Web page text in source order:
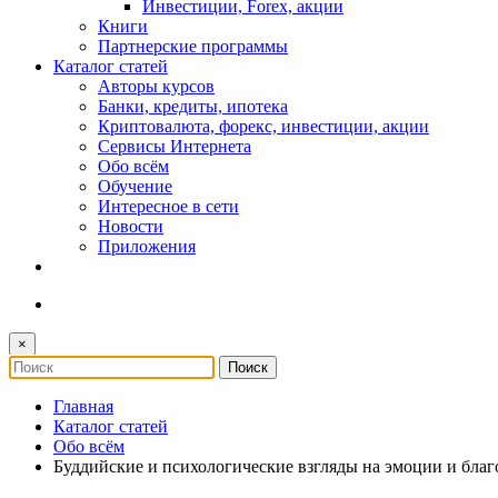
Инвестиции, Forex, акции
Книги
Партнерские программы
Каталог статей
Авторы курсов
Банки, кредиты, ипотека
Криптовалюта, форекс, инвестиции, акции
Сервисы Интернета
Обо всём
Обучение
Интересное в сети
Новости
Приложения
×
Главная
Каталог статей
Обо всём
Буддийские и психологические взгляды на эмоции и